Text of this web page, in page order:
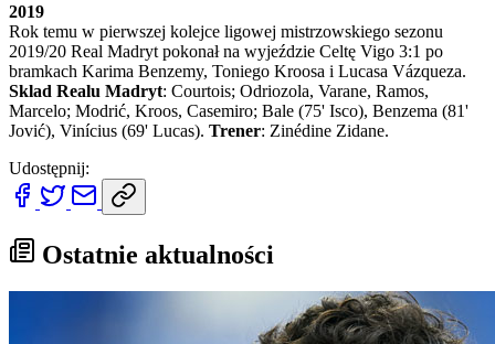
2019
Rok temu w pierwszej kolejce ligowej mistrzowskiego sezonu
2019/20 Real Madryt pokonał na wyjeździe Celtę Vigo 3:1 po
bramkach Karima Benzemy, Toniego Kroosa i Lucasa Vázqueza.
Sklad Realu Madryt: Courtois; Odriozola, Varane, Ramos,
Marcelo; Modrić, Kroos, Casemiro; Bale (75' Isco), Benzema (81'
Jović), Vinícius (69' Lucas). Trener: Zinédine Zidane.
Udostępnij:
Ostatnie aktualności